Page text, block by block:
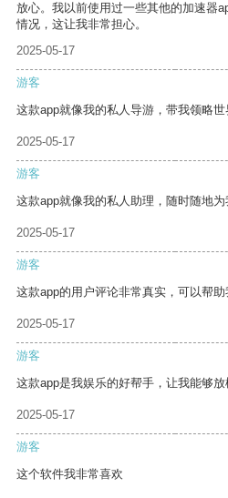
放心。我以前使用过一些其他的加速器
情况，这让我非常担心。
2025-05-17
游客
这款app就像我的私人导游，带我领略世
2025-05-17
游客
这款app就像我的私人助理，随时随地为
2025-05-17
游客
这款app的用户评论非常真实，可以帮助
2025-05-17
游客
这款app是我娱乐的好帮手，让我能够放
2025-05-17
游客
这个软件我非常喜欢